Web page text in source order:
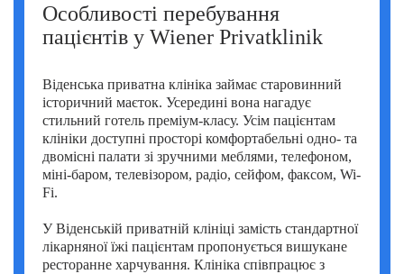
Особливості перебування
пацієнтів у Wiener Privatklinik
Віденська приватна клініка займає старовинний
історичний маєток. Усередині вона нагадує
стильний готель преміум-класу. Усім пацієнтам
клініки доступні просторі комфортабельні одно- та
двомісні палати зі зручними меблями, телефоном,
міні-баром, телевізором, радіо, сейфом, факсом, Wi-
Fi.
У Віденській приватній клініці замість стандартної
лікарняної їжі пацієнтам пропонується вишукане
ресторанне харчування. Клініка співпрацює з